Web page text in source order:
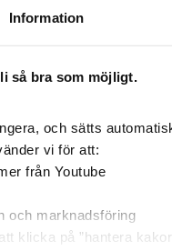
Information
så bra som möjligt.
och sätts
vi för att:
från Youtube
och marknadsföring
klicka på ”hantera
Inbjudan
Årsplanering
Tydlighet om
Utvärdering